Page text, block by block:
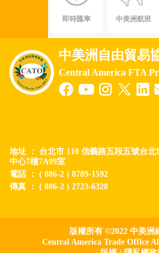
即時匯率 中美洲航班
中美洲自由貿易
Central America FTA
地址 ： 台北市 110 信義路五段五號台北
中心7樓7A09室
電話 ： ( 886-2 ) 8789-1592
傳真 ： ( 886-2 ) 2723-6328
版權所有 ©2022 中美洲
Central America Trade Office